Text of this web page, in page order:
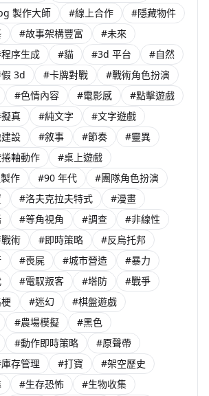
製作大師 #線上合作
#隱藏物件
#故事架構豐富
#未來
序生成 #貓 #3d 平台
#自然
3d #卡牌對戰
#戰術角色扮演
#色情內容 #電影感
#點擊遊戲
真 #純文字
#文字遊戲
設 #敘事 #節奏
#靈異
軸動作
#桌上遊戲
作
#90 年代
#團隊角色扮演
#洛夫克拉夫特式
#漫畫
#等角視角 #調查
#非線性
術 #即時策略
#反烏托邦
#喪屍 #城市營造
#暴力
#電馭叛客 #塔防
#戰爭
#迷幻
#棋盤遊戲
#農場模擬
#黑色
#動作即時策略
#原聲帶
存管理 #打寶
#架空歷史
#生存恐怖 #生物收集